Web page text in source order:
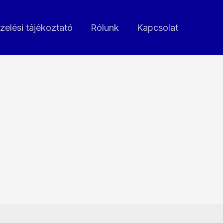
tájékoztató Rólunk Kapcsolat